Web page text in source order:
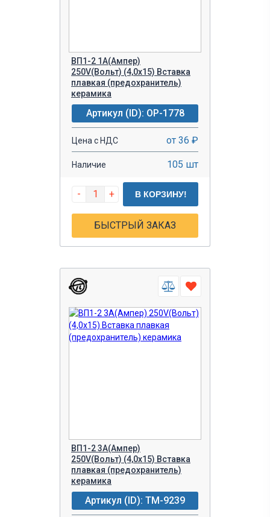
ВП1-2 1A(Ампер)
250V(Вольт) (4,0х15) Вставка
плавкая (предохранитель)
керамика
Артикул (ID): OP-1778
Цена с НДС от 36 ₽
Наличие 105 шт
- + В КОРЗИНУ!
БЫСТРЫЙ ЗАКАЗ
ВП1-2 3A(Ампер)
250V(Вольт) (4,0х15) Вставка
плавкая (предохранитель)
керамика
Артикул (ID): TM-9239